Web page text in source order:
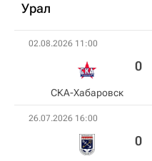
Урал
02.08.2026 11:00
СКА-Хабаровск
0
26.07.2026 16:00
0